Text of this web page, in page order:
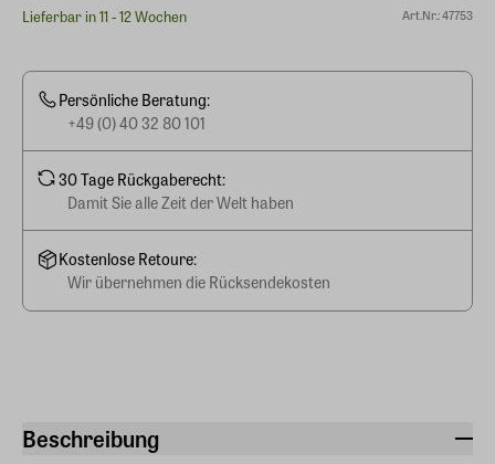
Beschreibung
Lieferbar in 11 - 12 Wochen Art.Nr.: 47753
Persönliche Beratung:
+49 (0) 40 32 80 101
30 Tage Rückgaberecht:
Damit Sie alle Zeit der Welt haben
Kostenlose Retoure:
Wir übernehmen die Rücksendekosten